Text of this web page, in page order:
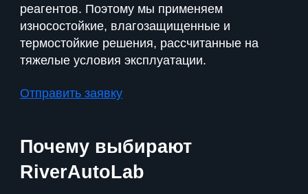
реагентов. Поэтому мы применяем
износостойкие, влагозащищенные и
термостойкие решения, рассчитанные на
тяжелые условия эксплуатации.
Отправить заявку
Почему выбирают
RiverAutoLab